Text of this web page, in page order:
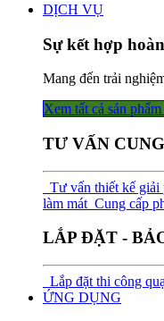
DỊCH VỤ
Sự kết hợp
Mang đến trải
Xem tất cả sả​​​​n phẩm
TƯ VẤN
Tư vấn thiết kế giải
làm mát Cung cấp
LẮP ĐẶT -
Lắp đặt thi công
ỨNG DỤNG